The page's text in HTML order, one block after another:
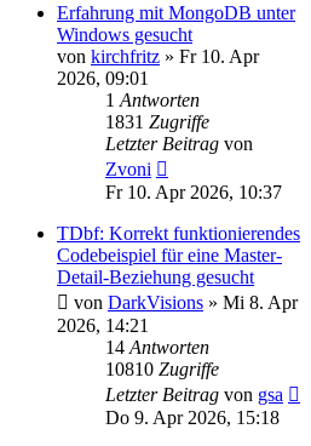
Erfahrung mit MongoDB unter
Windows gesucht
von kirchfritz » Fr 10. Apr
2026, 09:01
1 Antworten
1831 Zugriffe
Letzter Beitrag von
Zvoni
Fr 10. Apr 2026, 10:37
TDbf: Korrekt funktionierendes
Codebeispiel für eine Master-
Detail-Beziehung gesucht
von DarkVisions » Mi 8. Apr
2026, 14:21
14 Antworten
10810 Zugriffe
Letzter Beitrag von gsa
Do 9. Apr 2026, 15:18